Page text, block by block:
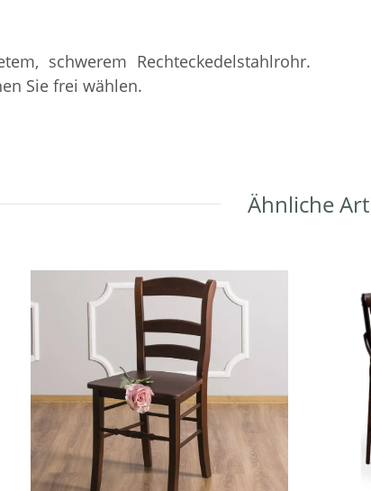
schwerem Rechteckedelstahlrohr.
Sie frei wählen.
Ähnliche